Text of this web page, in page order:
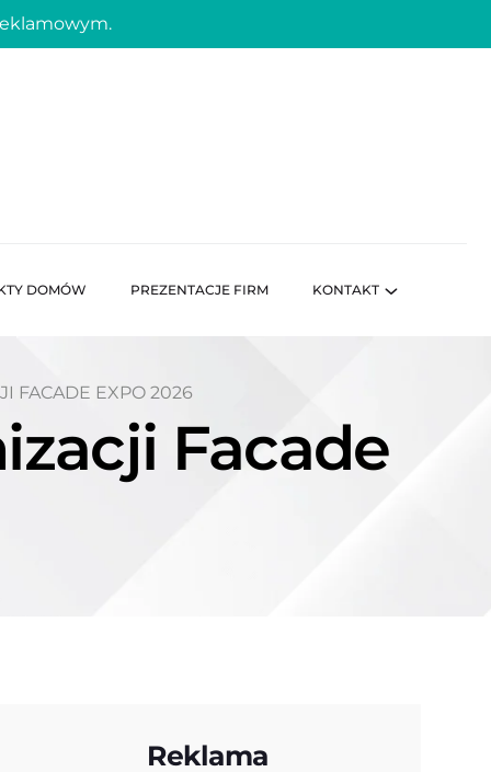
DOMÓW PREZENTACJE FIRM KONTAKT
FACADE EXPO 2026
Facade
Reklama